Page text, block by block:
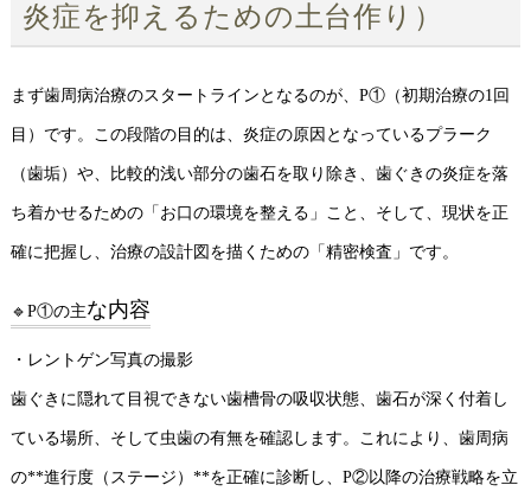
炎症を抑えるための土台作り）
まず歯周病治療のスタートラインとなるのが、P①（初期治療の1回
目）です。この段階の目的は、炎症の原因となっているプラーク
（歯垢）や、比較的浅い部分の歯石を取り除き、歯ぐきの炎症を落
ち着かせるための「お口の環境を整える」こと、そして、現状を正
確に把握し、治療の設計図を描くための「精密検査」です。
🔹P①の主な内容
・レントゲン写真の撮影
歯ぐきに隠れて目視できない歯槽骨の吸収状態、歯石が深く付着し
ている場所、そして虫歯の有無を確認します。これにより、歯周病
の**進行度（ステージ）**を正確に診断し、P②以降の治療戦略を立